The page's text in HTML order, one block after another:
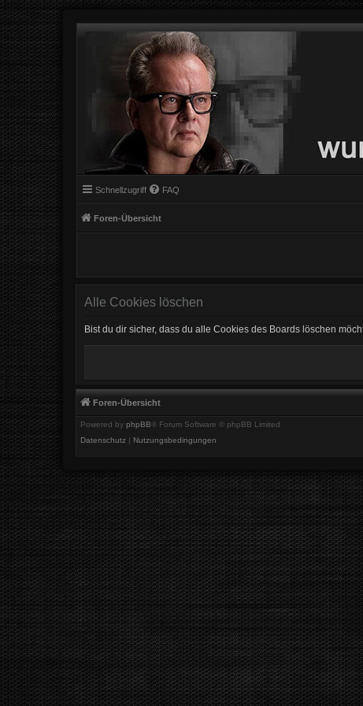
Schnellzugriff FAQ
Foren-Übersicht
Alle Cookies löschen
Bist du dir sicher, dass du alle Cookies des Boards löschen
Foren-Übersicht
Powered by phpBB® Forum Software © phpBB Limited
Datenschutz | Nutzungsbedingungen